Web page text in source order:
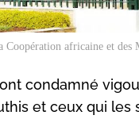
Coopération africaine et
condamné
et ceux qui